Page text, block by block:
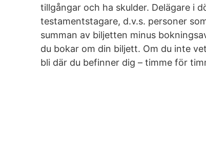
tillgångar och ha skulder. Delägare i
testamentstagare, d.v.s. personer
summan av biljetten minus
du bokar om din biljett. Om du inte
bli där du befinner dig – timme för